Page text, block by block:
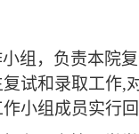
组 ，负责本院
试和录取工作,
小组成员实行回